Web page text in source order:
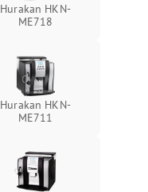
Hurakan HKN-
ME718
Hurakan HKN-
ME711